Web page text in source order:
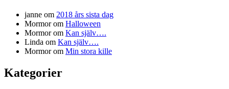
janne om 2018 års sista dag
Mormorom Halloween
Mormorom Kan själv….
Linda om Kan själv….
Mormorom Min stora kille
Kategorier